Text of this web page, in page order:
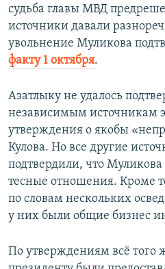
судьба главы МВД
источники давали
увольнение Муликова
факту 1 октября.
Азатлыку не удалось
независимым источникам
утверждения о якобы
Кулова. Но все другие
подтвердили, что Муликова
тесные отношения. Кроме
по словам нескольких
у них были общие бизнес
По утверждениям всё того